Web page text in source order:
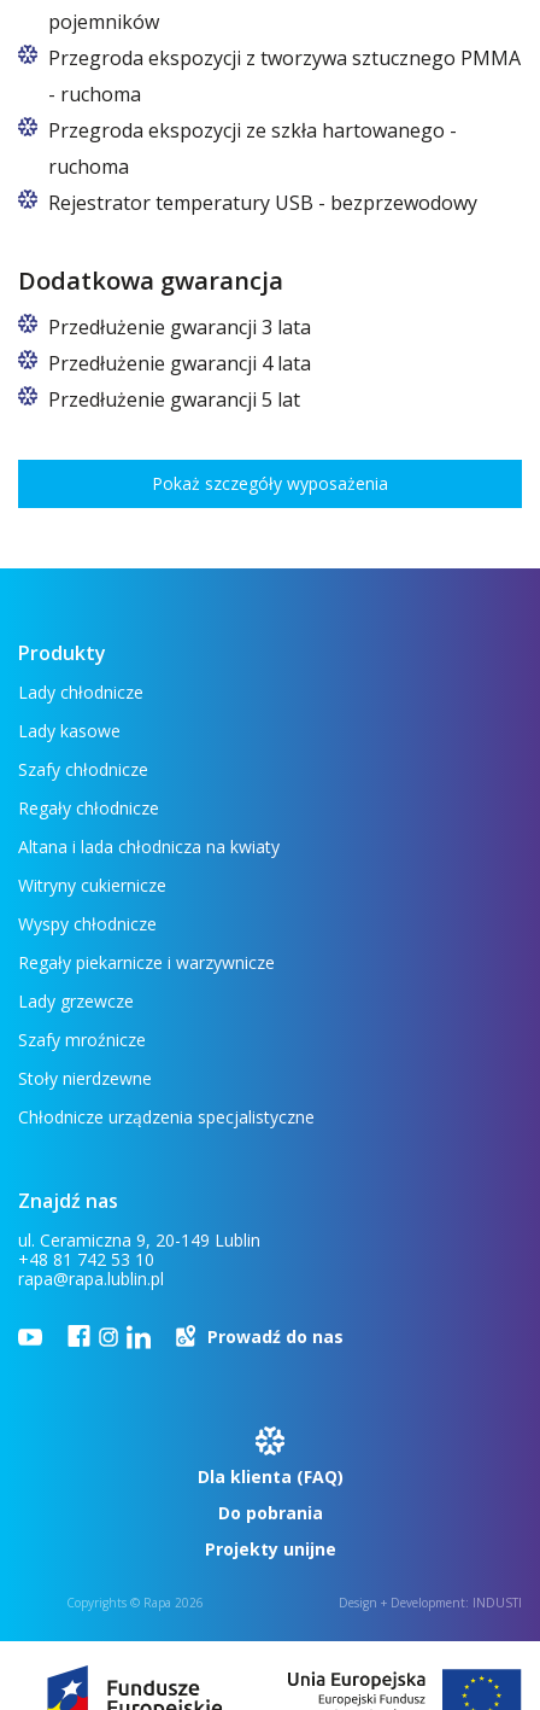
pojemników
Przegroda ekspozycji z tworzywa sztucznego PMMA
- ruchoma
Przegroda ekspozycji ze szkła hartowanego -
ruchoma
Rejestrator temperatury USB - bezprzewodowy
Dodatkowa gwarancja
Przedłużenie gwarancji 3 lata
Przedłużenie gwarancji 4 lata
Przedłużenie gwarancji 5 lat
Pokaż szczegóły wyposażenia
Produkty
Lady chłodnicze
Lady kasowe
Szafy chłodnicze
Regały chłodnicze
Altana i lada chłodnicza na kwiaty
Witryny cukiernicze
Wyspy chłodnicze
Regały piekarnicze i warzywnicze
Lady grzewcze
Szafy mroźnicze
Stoły nierdzewne
Chłodnicze urządzenia specjalistyczne
Znajdź nas
ul. Ceramiczna 9, 20-149 Lublin
+48 81 742 53 10
rapa@rapa.lublin.pl
Prowadź do nas
Dla klienta (FAQ)
Do pobrania
Projekty unijne
Copyrights © Rapa 2026 Design + Development: INDUSTI